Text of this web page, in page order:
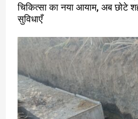
चिकित्सा का नया आयाम, अब छोटे
सुविधाएँ